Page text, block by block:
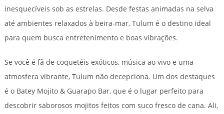
inesquecíveis sob as estrelas. Desde festas animadas na selva
até ambientes relaxados à beira-mar, Tulum é o destino ideal
para quem busca entretenimento e boas vibrações.
Se você é fã de coquetéis exóticos, música ao vivo e uma
atmosfera vibrante, Tulum não decepciona. Um dos destaques
é o Batey Mojito & Guarapo Bar, que é o lugar perfeito para
descobrir saborosos mojitos feitos com suco fresco de cana. Ali,